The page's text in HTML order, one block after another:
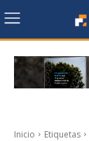
Inicio Etiquetas